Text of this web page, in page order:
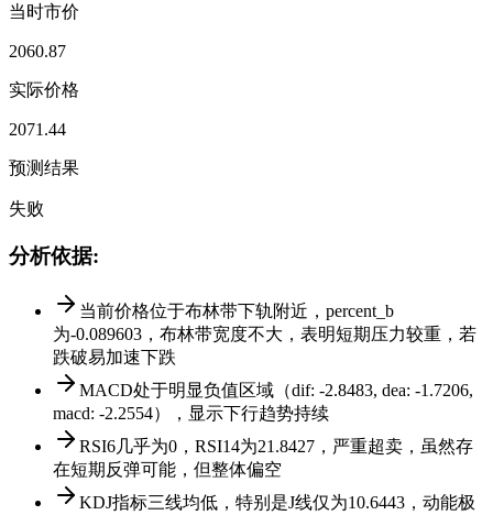
当时市价
2060.87
实际价格
2071.44
预测结果
失败
分析依据:
当前价格位于布林带下轨附近，percent_b
为-0.089603，布林带宽度不大，表明短期压力较重，若
跌破易加速下跌
MACD处于明显负值区域（dif: -2.8483, dea: -1.7206,
macd: -2.2554），显示下行趋势持续
RSI6几乎为0，RSI14为21.8427，严重超卖，虽然存
在短期反弹可能，但整体偏空
KDJ指标三线均低，特别是J线仅为10.6443，动能极